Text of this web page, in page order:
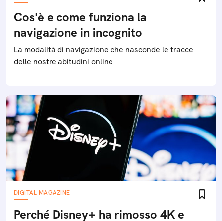
Cos'è e come funziona la
navigazione in incognito
La modalità di navigazione che nasconde le tracce
delle nostre abitudini online
DIGITAL MAGAZINE
Perché Disney+ ha rimosso 4K e